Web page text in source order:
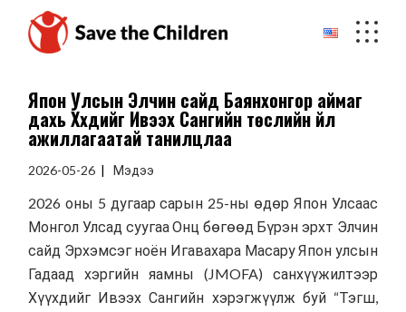
content
Япон Улсын Элчин сайд Баянхонгор аймаг
дахь Хүүхдийг Ивээх Сангийн төслийн үйл
ажиллагаатай танилцлаа
2026-05-26 Мэдээ
2026 оны 5 дугаар сарын 25-ны өдөр Япон Улсаас
Монгол Улсад суугаа Онц бөгөөд Бүрэн эрхт Элчин
сайд Эрхэмсэг ноён Игавахара Масару Япон улсын
Гадаад хэргийн яамны (JMOFA) санхүүжилтээр
Хүүхдийг Ивээх Сангийн хэрэгжүүлж буй “Тэгш,